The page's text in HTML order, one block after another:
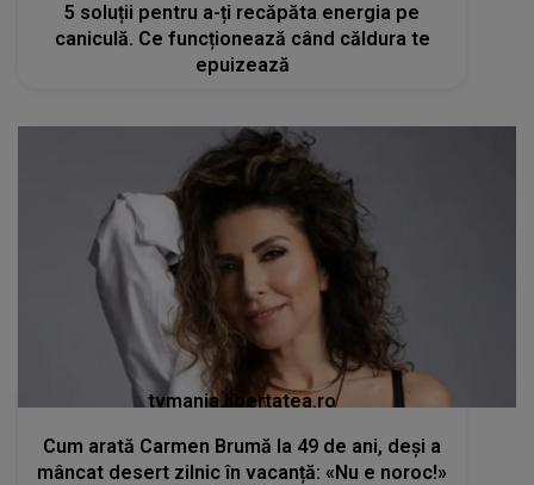
5 soluții pentru a-ți recăpăta energia pe
caniculă. Ce funcționează când căldura te
epuizează
tvmania.libertatea.ro
Cum arată Carmen Brumă la 49 de ani, deși a
mâncat desert zilnic în vacanță: «Nu e noroc!»